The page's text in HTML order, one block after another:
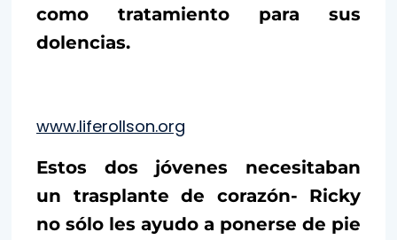
como tratamiento para sus
dolencias.
www.liferollson.org
Estos dos jóvenes necesitaban
un trasplante de corazón- Ricky
no sólo les ayudo a ponerse de pie